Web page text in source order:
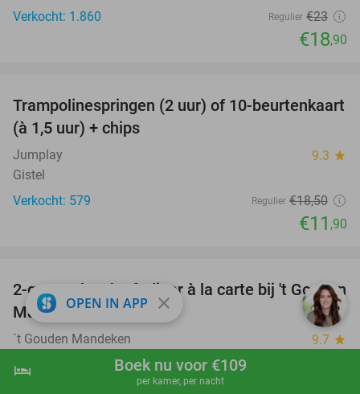
shopping_cart Boek nu
hotel Boek nu voor €109
per kamer, per nacht
Verkocht: 1.860
Regulier €23
€18,90
36%
Trampolinespringen (2 uur) of 10-beurtenkaart
(à 1,5 uur) + chips
Jumplay 9.3 star
Gistel
Verkocht: 579
Regulier €18,50
€11 ,90
32%
2-gangenlunch of -diner à la carte bij 't Gouden
Mandeken
´t Gouden Mandeken 9.7 star
OPEN IN APP close